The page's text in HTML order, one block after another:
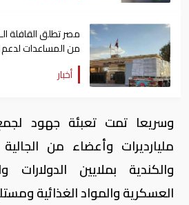
من المساعدات لدعم
أخبار
وسريعا تمت تعبئة جهود
مليارديرات وأعضاء من الجالية
والكندية بملايين الدولارات
العسكرية والمواد الغذائية